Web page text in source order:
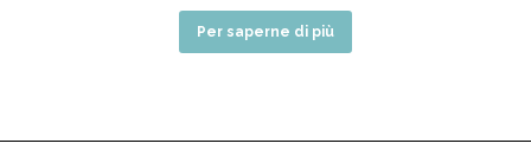
Per saperne di più